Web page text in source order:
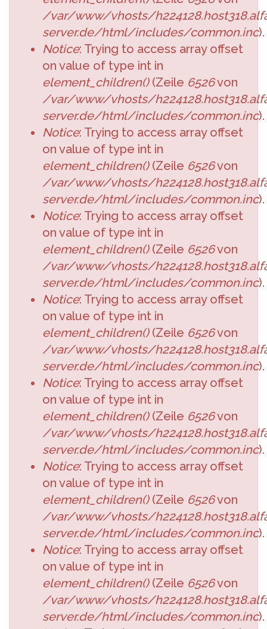
/var/www/vhosts/
server.de/html/includes/common.inc).
Notice: Trying to access array offset
on value of type int in
element_children()(Zeile 6526von
/var/www/vhosts/
server.de/html/includes/common.inc).
Notice: Trying to access array offset
on value of type int in
element_children()(Zeile 6526von
/var/www/vhosts/
server.de/html/includes/common.inc).
Notice: Trying to access array offset
on value of type int in
element_children()(Zeile 6526von
/var/www/vhosts/
server.de/html/includes/common.inc).
Notice: Trying to access array offset
on value of type int in
element_children()(Zeile 6526von
/var/www/vhosts/
server.de/html/includes/common.inc).
Notice: Trying to access array offset
on value of type int in
element_children()(Zeile 6526von
/var/www/vhosts/
server.de/html/includes/common.inc).
Notice: Trying to access array offset
on value of type int in
element_children()(Zeile 6526von
/var/www/vhosts/
server.de/html/includes/common.inc).
Notice: Trying to access array offset
on value of type int in
element_children()(Zeile 6526von
/var/www/vhosts/
server.de/html/includes/common.inc).